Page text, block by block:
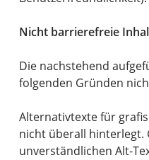
Nicht barrierefreie
Die nachstehend
folgenden Gründen
Alternativtexte für
nicht überall hinterlegt.
unverständlichen Alt-